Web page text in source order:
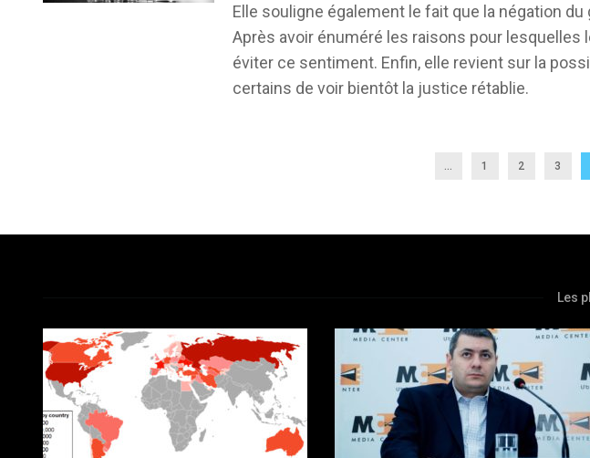
Elle souligne également le fait que la négation
Après avoir énuméré les raisons pour
éviter ce sentiment. Enfin, elle revient sur la
certains de voir bientôt la justice rétablie.
... 1 2 3
Les